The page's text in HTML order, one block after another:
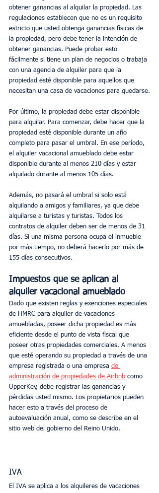
obtener ganancias al alquilar la propiedad. Las
regulaciones establecen que no es un requisito
estricto que usted obtenga ganancias físicas de
la propiedad, pero debe tener la intención de
obtener ganancias. Puede probar esto
fácilmente si tiene un plan de negocios o trabaja
con una agencia de alquiler para que la
propiedad esté disponible para aquellos que
necesitan una casa de vacaciones para quedarse.
Por último, la propiedad debe estar disponible
para alquilar. Para comenzar, debe hacer que la
propiedad esté disponible durante un año
completo para pasar el umbral. En ese período,
el alquiler vacacional amueblado debe estar
disponible durante al menos 210 días y estar
alquilado durante al menos 105 días.
Además, no pasará el umbral si solo está
alquilando a amigos y familiares, ya que debe
alquilarse a turistas y turistas. Todos los
contratos de alquiler deben ser de menos de 31
días. Si una misma persona ocupa el inmueble
por más tiempo, no deberá hacerlo por más de
155 días consecutivos.
Impuestos que se aplican al
alquiler vacacional amueblado
Dado que existen reglas y exenciones especiales
de HMRC para alquiler de vacaciones
amuebladas, poseer dicha propiedad es más
eficiente desde el punto de vista fiscal que
poseer otras propiedades comerciales. A menos
que esté operando su propiedad a través de una
empresa registrada o una empresa de
administración de propiedades de Airbnb como
UpperKey, debe registrar las ganancias y
pérdidas usted mismo. Los propietarios pueden
hacer esto a través del proceso de
autoevaluación anual, como se describe en el
sitio web del gobierno del Reino Unido.
IVA
El IVA se aplica a los alquileres de vacaciones